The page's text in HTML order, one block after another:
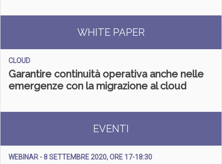
WHITE PAPER
CLOUD
Garantire continuità operativa anche nelle
emergenze con la migrazione al cloud
EVENTI
WEBINAR - 8 SETTEMBRE 2020, ORE 17-18:30